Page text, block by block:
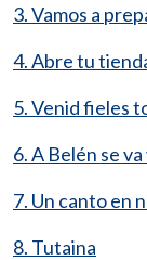
3. Vamos a
4. Abre tu
5. Venid fieles
6. A Belén se
7. Un canto en
8. Tutaina